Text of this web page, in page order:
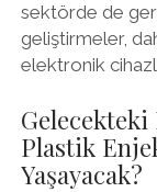
sektörde de
geliştirmeler,
elektronik
Plastik
Yaşayacak?